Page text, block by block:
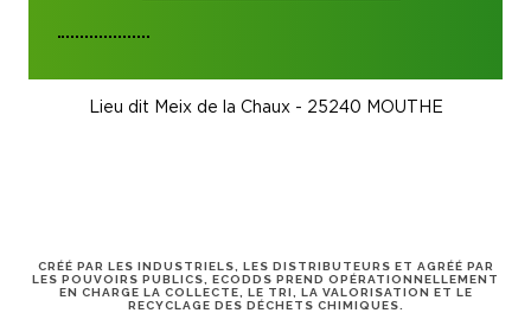
Lieu dit Meix de la Chaux - 25240 MOUTHE
CRÉÉ PAR LES INDUSTRIELS, LES DISTRIBUTEURS ET AGRÉÉ PAR
LES POUVOIRS PUBLICS, ECODDS PREND OPÉRATIONNELLEMENT
EN CHARGE LA COLLECTE, LE TRI, LA VALORISATION ET LE
RECYCLAGE DES DÉCHETS CHIMIQUES.